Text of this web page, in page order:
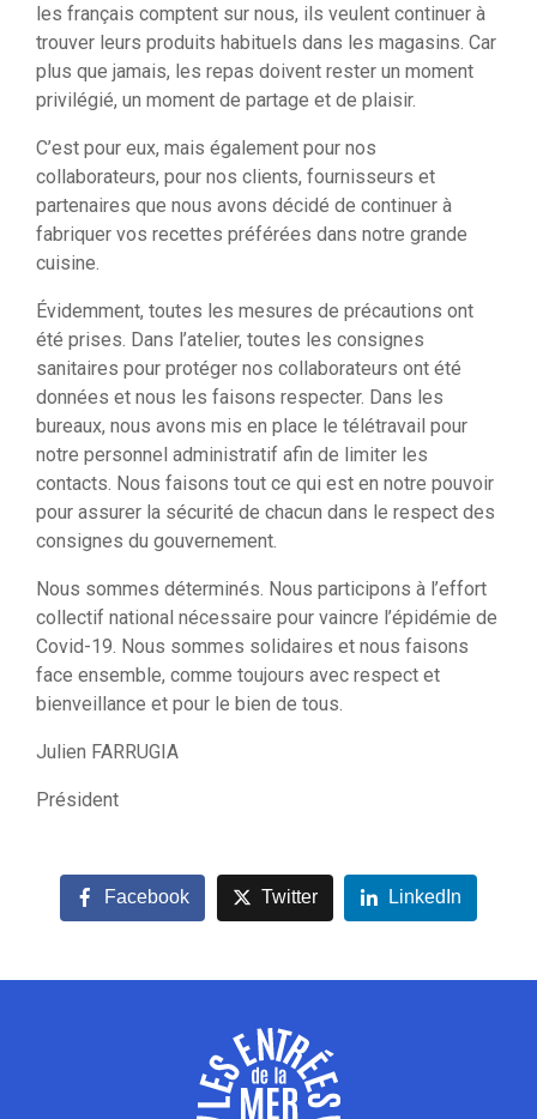
les français comptent sur nous, ils veulent continuer à
trouver leurs produits habituels dans les magasins. Car
plus que jamais, les repas doivent rester un moment
privilégié, un moment de partage et de plaisir.
C’est pour eux, mais également pour nos
collaborateurs, pour nos clients, fournisseurs et
partenaires que nous avons décidé de continuer à
fabriquer vos recettes préférées dans notre grande
cuisine.
Évidemment, toutes les mesures de précautions ont
été prises. Dans l’atelier, toutes les consignes
sanitaires pour protéger nos collaborateurs ont été
données et nous les faisons respecter. Dans les
bureaux, nous avons mis en place le télétravail pour
notre personnel administratif afin de limiter les
contacts. Nous faisons tout ce qui est en notre pouvoir
pour assurer la sécurité de chacun dans le respect des
consignes du gouvernement.
Nous sommes déterminés. Nous participons à l’effort
collectif national nécessaire pour vaincre l’épidémie de
Covid-19. Nous sommes solidaires et nous faisons
face ensemble, comme toujours avec respect et
bienveillance et pour le bien de tous.
Julien FARRUGIA
Président
Facebook Twitter LinkedIn